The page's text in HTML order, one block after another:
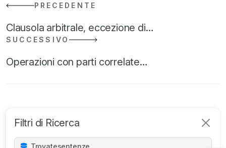
PRECEDENTE
Clausola arbitrale, eccezione di…
SUCCESSIVO
Operazioni con parti correlate…
Filtri di Ricerca
Trovatesentenze